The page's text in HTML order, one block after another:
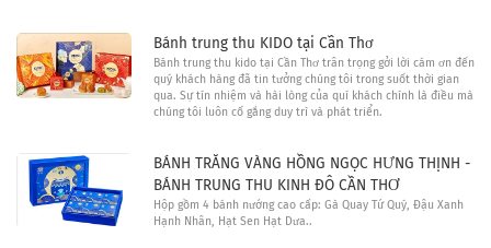
Bánh trung thu KIDO tại Cần Thơ
Bánh trung thu kido tại Cần Thơ trân trọng gởi lời cám ơn đến
quý khách hàng đã tin tưởng chúng tôi trong suốt thời gian
qua. Sự tín nhiệm và hài lòng của quí khách chính là điều mà
chúng tôi luôn cố gắng duy trì và phát triển.
BÁNH TRĂNG VÀNG HỒNG NGỌC HƯNG THỊNH -
BÁNH TRUNG THU KINH ĐÔ CẦN THƠ
Hộp gồm 4 bánh nướng cao cấp: Gà Quay Tứ Quý, Đậu Xanh
Hạnh Nhân, Hạt Sen Hạt Dưa..